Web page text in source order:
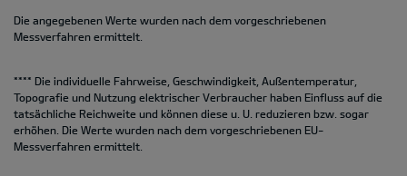
Die angegebenen Werte wurden nach dem vorgeschriebenen
Messverfahren ermittelt.
**** Die individuelle Fahrweise, Geschwindigkeit, Außentemperatur,
Topografie und Nutzung elektrischer Verbraucher haben Einfluss auf die
tatsächliche Reichweite und können diese u. U. reduzieren bzw. sogar
erhöhen. Die Werte wurden nach dem vorgeschriebenen EU-
Messverfahren ermittelt.